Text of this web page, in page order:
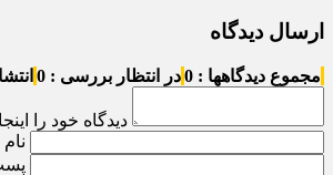
ارسال دیدگاه
مجموع دیدگاهها : 0 در انتظار بررسی : 0
دیدگاه خود را